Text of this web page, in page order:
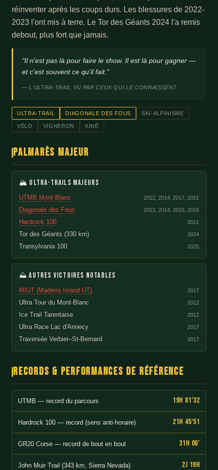
réinventer après les coups durs. Les blessures de 2022-
2023 l'ont mis à terre. Le Tor des Géants 2024 l'a remis
debout, plus fort que jamais.
"Il n'est pas là pour faire le show. Il est là pour gagner —
et c'est souvent ce qu'il fait."
— L'ULTRA-TRAIL VU PAR CEUX QUI LE CONNAISSENT
ULTRA-TRAIL DIAGONALE DES FOUS SKI-ALPINISME
VÉLO VIGNERON KINÉ
Palmarès majeur
🏔 Ultra-trails majeurs
UTMB Mont-Blanc 2012, 2014, 2017, 2021
Diagonale des Fous 2013, 2014, 2015, 2016
Hardrock 100 2021
Tor des Géants (330 km) 2024
Transylvania 100 2025
⛰ Autres victoires notables
MIUT (Madeira Island UT) 2017
Ultra Tour du Mont-Blanc 2012
Ice Trail Tarentaise 2012
Ultra Race Lac d'Annecy 2017
Traversée Verbier–St-Bernard 2017
Records & performances de référence
UTMB — record du parcours 19h 01'32
Hardrock 100 — record (sens anti-horaire) 21h 45'51
GR20 Corse — record de bout en bout 31h 06'
John Muir Trail (343 km, Sierra Nevada) 2j 19h